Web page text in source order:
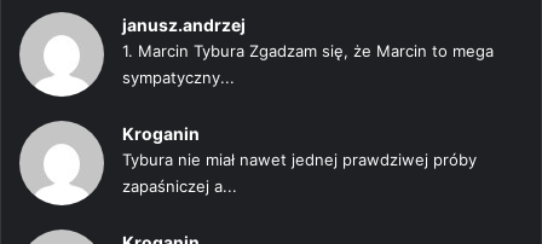
janusz.andrzej
1. Marcin Tybura Zgadzam się, że Marcin to mega
sympatyczny...
Kroganin
Tybura nie miał nawet jednej prawdziwej próby
zapaśniczej a...